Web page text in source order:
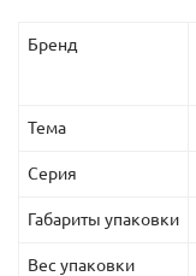
Бренд
Тема
Серия
Габариты упаковки
Вес упаковки